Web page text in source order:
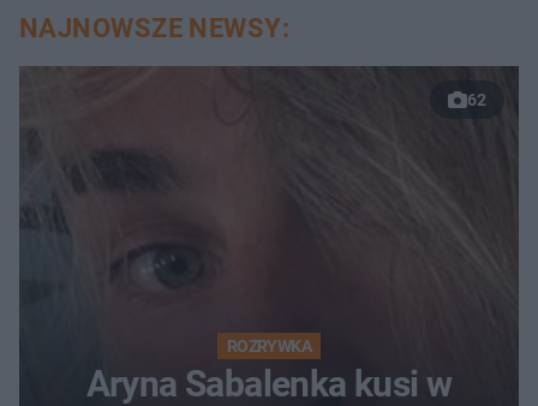
NAJNOWSZE NEWSY:
62
ROZRYWKA
Aryna Sabalenka kusi w